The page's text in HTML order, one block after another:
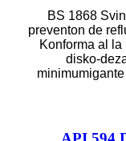
BS 1868
preventon de
Konforma al
disko-